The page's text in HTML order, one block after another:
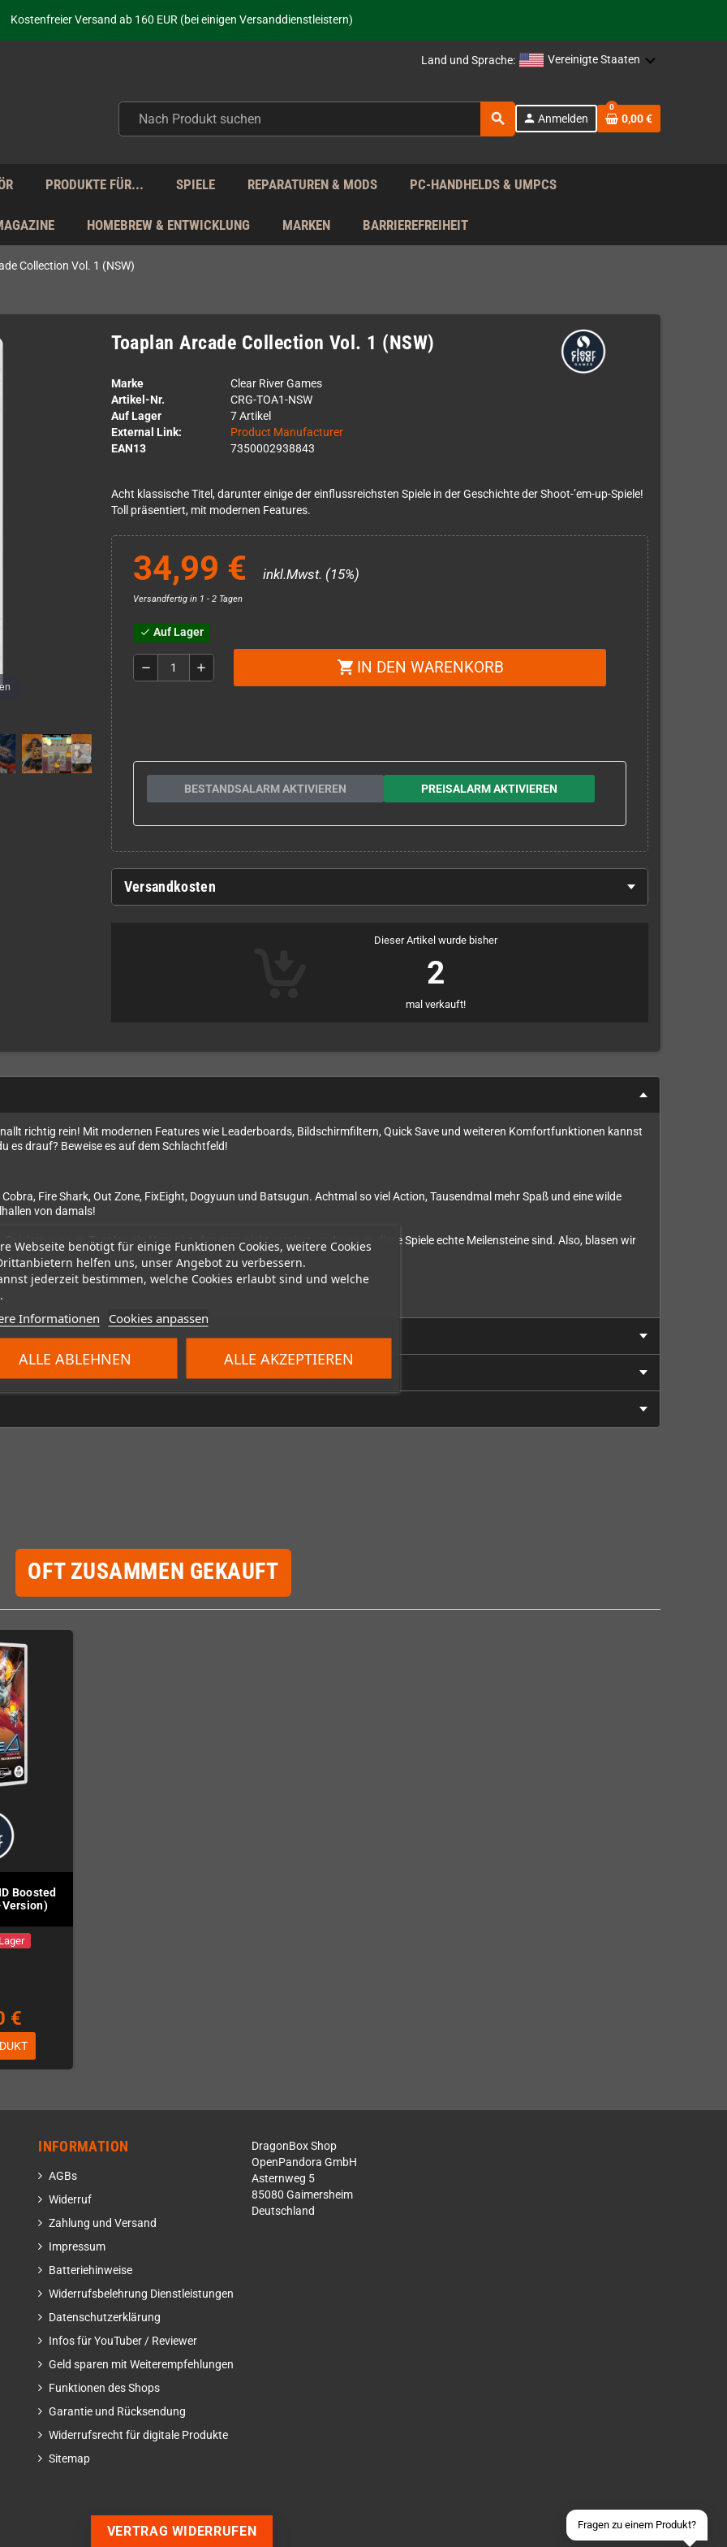
Kostenfreier Versand ab 160 EUR (bei einigen Versanddienstleistern)
Seit über 20 Jahren Deine Anlaufstelle für neue Retro-Hardware!
Täglicher Versand Mo - Fr aus Deutschland - zollfrei innerhalb der EU!
Land und Sprache: Vereinigte Staaten
search person Anmelden
Webseite benötigt für einige Funktionen Cookies, weitere Cookies
helfen uns, unser Angebot zu verbessern.
jederzeit bestimmen, welche Cookies erlaubt sind und welche
Informationen Cookies anpassen
ALLE ABLEHNEN ALLE AKZEPTIEREN
0
0,00 €
PRODUKTE FÜR... SPIELE REPARATUREN & MODS PC-HANDHELDS & UMPCS
HOMEBREW & ENTWICKLUNG MARKEN BARRIEREFREIHEIT
Collection Vol. 1 (NSW)
Toaplan Arcade Collection Vol. 1 (NSW)
Marke
Clear River Games
Artikel-Nr.
CRG-TOA1-NSW
Auf Lager
7 Artikel
External Link:
Product Manufacturer
EAN13
7350002938843
Acht klassische Titel, darunter einige der einflussreichsten Spiele in der Geschichte der Shoot-’em-up-Spiele!
Toll präsentiert, mit modernen Features.
34,99 € inkl.Mwst. (15%)
Versandfertig in 1 - 2 Tagen
check Auf Lager
remove add shopping_cart IN DEN WARENKORB
BESTANDSALARM AKTIVIEREN PREISALARM AKTIVIEREN
Versandkosten
Dieser Artikel wurde bisher
2
mal verkauft!
richtig rein! Mit modernen Features wie Leaderboards, Bildschirmfiltern, Quick Save und weiteren Komfortfunktionen kannst
es drauf? Beweise es auf dem Schlachtfeld!
Fire Shark, Out Zone, FixEight, Dogyuun und Batsugun. Achtmal so viel Action, Tausendmal mehr Spaß und eine wilde
von damals!
warum Toaplan ein Name ist, den man nicht vergisst, und warum diese Spiele echte Meilensteine sind. Also, blasen wir
OFT ZUSAMMEN GEKAUFT
Boosted
Version)
€
INFORMATION
AGBs
Widerruf
Zahlung und Versand
Impressum
Batteriehinweise
Widerrufsbelehrung Dienstleistungen
Datenschutzerklärung
Infos für YouTuber / Reviewer
Geld sparen mit Weiterempfehlungen
Funktionen des Shops
Garantie und Rücksendung
Widerrufsrecht für digitale Produkte
Sitemap
DragonBox Shop
OpenPandora GmbH
Asternweg 5
85080 Gaimersheim
Deutschland
Fragen zu einem Produkt?
Schick uns eine eMail
VERTRAG WIDERRUFEN